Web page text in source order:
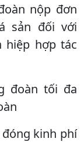
nộp đơn
sản đối với
hiệp hợp tác
đoàn tối đa
kinh phí